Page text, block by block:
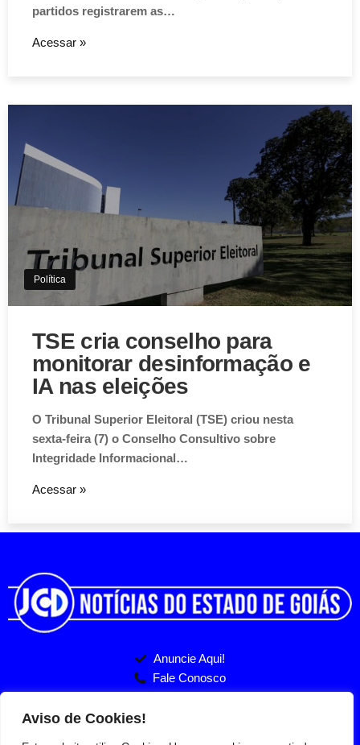
Aviso de Cookies!
Este website utiliza Cookies. Usamos cookies, garantindo
experiência única em nosso site.
Aceitar
partidos registrarem as…
Acessar »
Política
TSE cria conselho para
monitorar desinformação e
IA nas eleições
O Tribunal Superior Eleitoral (TSE) criou nesta
sexta-feira (7) o Conselho Consultivo sobre
Integridade Informacional…
Acessar »
Anuncie Aqui!
Fale Conosco
Entre no nosso Grupo